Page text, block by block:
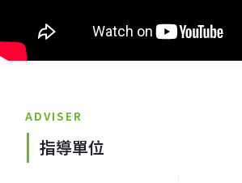
ADVISER
指導單位